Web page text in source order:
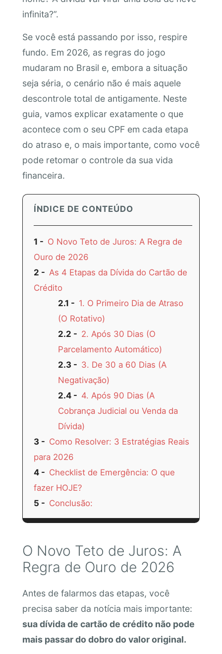
infinita?”.
Se você está passando por isso, respire
fundo. Em 2026, as regras do jogo
mudaram no Brasil e, embora a situação
seja séria, o cenário não é mais aquele
descontrole total de antigamente. Neste
guia, vamos explicar exatamente o que
acontece com o seu CPF em cada etapa
do atraso e, o mais importante, como você
pode retomar o controle da sua vida
financeira.
ÍNDICE DE CONTEÚDO
1
O Novo Teto de Juros: A Regra de
Ouro de 2026
2
As 4 Etapas da Dívida do Cartão de
Crédito
2.1
1. O Primeiro Dia de Atraso
(O Rotativo)
2.2
2. Após 30 Dias (O
Parcelamento Automático)
2.3
3. De 30 a 60 Dias (A
Negativação)
2.4
4. Após 90 Dias (A
Cobrança Judicial ou Venda da
Dívida)
3
Como Resolver: 3 Estratégias Reais
para 2026
4
Checklist de Emergência: O que
fazer HOJE?
5
Conclusão:
O Novo Teto de Juros: A
Regra de Ouro de 2026
Antes de falarmos das etapas, você
precisa saber da notícia mais importante:
sua dívida de cartão de crédito não pode
mais passar do dobro do valor original.